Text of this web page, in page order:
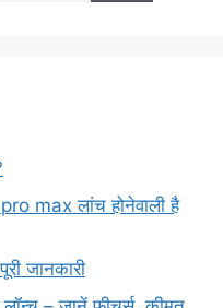
max लांच होनेवाली है
जानकारी